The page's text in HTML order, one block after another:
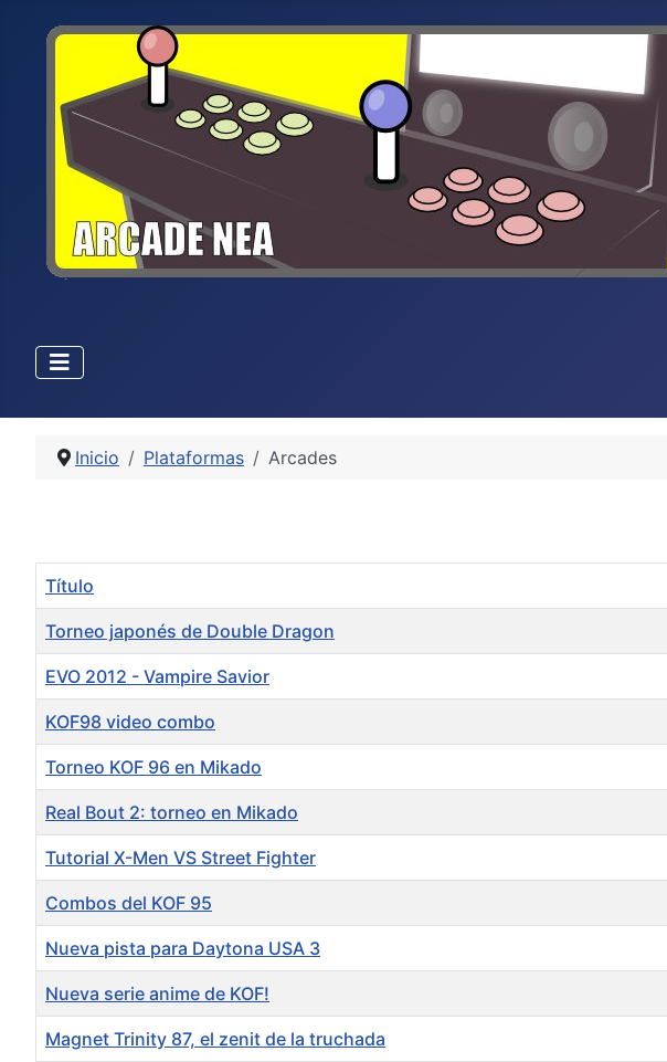
Inicio Plataformas Arcades
Título
Torneo japonés de Double Dragon
EVO 2012 - Vampire Savior
KOF98 video combo
Torneo KOF 96 en Mikado
Real Bout 2: torneo en Mikado
Tutorial X-Men VS Street Fighter
Combos del KOF 95
Nueva pista para Daytona USA 3
Nueva serie anime de KOF!
Magnet Trinity 87, el zenit de la truchada